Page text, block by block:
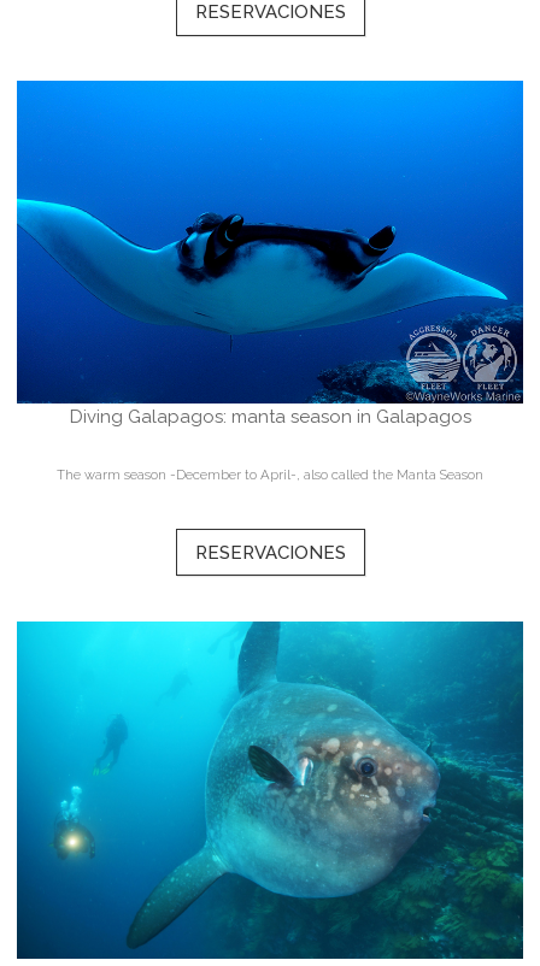
RESERVACIONES
Diving Galapagos: manta season in Galapagos
The warm season -December to April-, also called the Manta Season
RESERVACIONES